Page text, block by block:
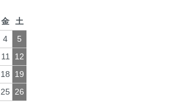
金
土
4
5
11
12
18
19
25 26